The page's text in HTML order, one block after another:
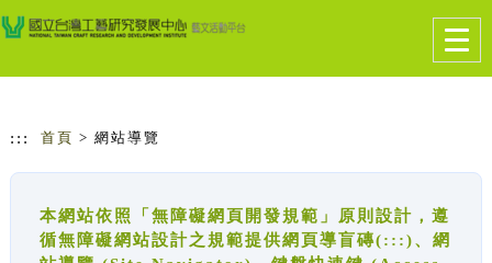
跳到主要內容
網站導覽
::: 首頁 > 網站導覽
本網站依照「無障礙網頁開發規範」原則設計，遵
循無障礙網站設計之規範提供網頁導盲磚(:::)、網